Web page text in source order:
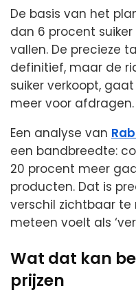
De basis van het
dan 6 procent
vallen. De precieze
definitief, maar de
suiker verkoopt,
meer voor afdragen.
Een analyse van
een bandbreedte:
20 procent meer
producten. Dat is
verschil zichtbaar te
meteen voelt als
Wat dat kan
prijzen